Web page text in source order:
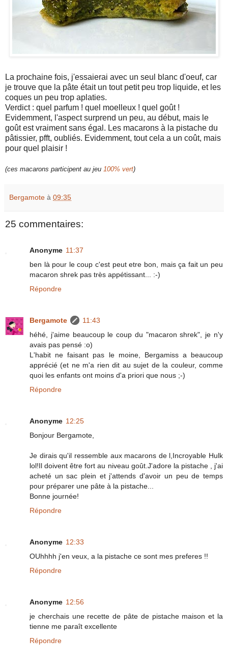
La prochaine fois, j'essaierai avec un seul blanc d'oeuf, car
je trouve que la pâte était un tout petit peu trop liquide, et les
coques un peu trop aplaties.
Verdict : quel parfum ! quel moelleux ! quel goût !
Evidemment, l'aspect surprend un peu, au début, mais le
goût est vraiment sans égal. Les macarons à la pistache du
pâtissier, pfft, oubliés. Evidemment, tout cela a un coût, mais
pour quel plaisir !
(ces macarons participent au jeu 100% vert)
Bergamote à 09:35
25 commentaires:
Anonyme 11:37
ben là pour le coup c'est peut etre bon, mais ça fait un peu
macaron shrek pas très appétissant... :-)
Répondre
Bergamote
11:43
héhé, j'aime beaucoup le coup du "macaron shrek", je n'y
avais pas pensé :o)
L'habit ne faisant pas le moine, Bergamiss a beaucoup
apprécié (et ne m'a rien dit au sujet de la couleur, comme
quoi les enfants ont moins d'a priori que nous ;-)
Répondre
Anonyme 12:25
Bonjour Bergamote,
Je dirais qu'il ressemble aux macarons de l,Incroyable Hulk
lol!Il doivent être fort au niveau goût.J'adore la pistache , j'ai
acheté un sac plein et j'attends d'avoir un peu de temps
pour préparer une pâte à la pistache...
Bonne journée!
Répondre
Anonyme 12:33
OUhhhh j'en veux, a la pistache ce sont mes preferes !!
Répondre
Anonyme 12:56
je cherchais une recette de pâte de pistache maison et la
tienne me paraît excellente
Répondre